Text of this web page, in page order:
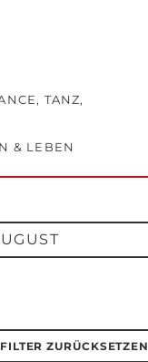
TANZ,
& LEBEN
FILTER ZURÜCKSETZEN